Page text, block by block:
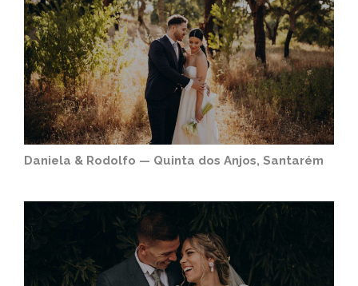
Daniela & Rodolfo — Quinta dos Anjos, Santarém